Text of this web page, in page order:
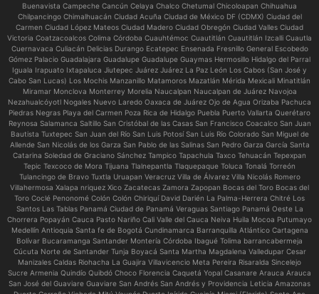
Buenavista Campeche Cancún Celaya Chalco Chetumal Chicoloapan Chihuahua
Chilpancingo Chimalhuacán Ciudad Acuña Ciudad de México DF (CDMX) Ciudad del
Carmen Ciudad López Mateos Ciudad Madero Ciudad Obregón Ciudad Valles Ciudad
Victoria Coatzacoalcos Colima Córdoba Cuauhtémoc Cuautitlán Cuautitlán Izcalli Cuautla
Cuernavaca Culiacán Delicias Durango Ecatepec Ensenada Fresnillo General Escobedo
Gómez Palacio Guadalajara Guadalupe Guadalupe Guaymas Hermosillo Hidalgo del Parral
Iguala Irapuato Ixtapaluca Jiutepec Juárez Juárez La Paz León Los Cabos (San José y
Cabo San Lucas) Los Mochis Manzanillo Matamoros Mazatlán Mérida Mexicali Minatitlán
Miramar Monclova Monterrey Morelia Naucalpan Naucalpan de Juárez Navojoa
Nezahualcóyotl Nogales Nuevo Laredo Oaxaca de Juárez Ojo de Agua Orizaba Pachuca
Piedras Negras Playa del Carmen Poza Rica de Hidalgo Puebla Puerto Vallarta Querétaro
Reynosa Salamanca Saltillo San Cristóbal de las Casas San Francisco Coacalco San Juan
Bautista Tuxtepec San Juan del Río San Luis Potosí San Luis Río Colorado San Miguel de
Allende San Nicolás de los Garza San Pablo de las Salinas San Pedro Garza García Santa
Catarina Soledad de Graciano Sánchez Tampico Tapachula Taxco Tehuacán Tepexpan
Tepic Texcoco de Mora Tijuana Tlalnepantla Tlaquepaque Toluca Tonalá Torreón
Tulancingo de Bravo Tuxtla Uruapan Veracruz Villa de Álvarez Villa Nicolás Romero
Villahermosa Xalapa nriquez Xico Zacatecas Zamora Zapopan Bocas del Toro Bocas del
Toro Coclé Penonomé Colón Colón Chiriquí David Darién La Palma-Herrera Chitré Los
Santos Las Tablas Panamá Ciudad de Panamá Veraguas Santiago Panamá Oeste La
Chorrera Popayán Cauca Pasto Nariño Cali Valle del Cauca Neiva Huila Mocoa Putumayo
Medellín Antioquia Santa fe de Bogotá Cundinamarca Barranquilla Atlántico Cartagena
Bolívar Bucaramanga Santander Montería Córdoba Ibagué Tolima barrancabermeja
Cúcuta Norte de Santander Tunja Boyacá Santa Martha Magdalena Valledupar Cesar
Manizales Caldas Riohacha La Guajira Villavicencio Meta Pereira Risaralda Sincelejo
Sucre Armenia Quindío Quibdó Choco Florencia Caquetá Yopal Casanare Arauca Arauca
San José del Guaviare Guaviare San Andrés San Andrés y Providencia Leticia Amazonas